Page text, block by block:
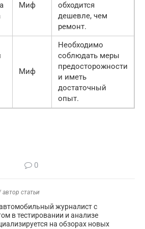
Миф
обходится
дешевле, чем
ремонт.
Миф
Необходимо
соблюдать меры
предосторожности
и иметь
достаточный
опыт.
0
автор статьи
журналист с
в тестировании и анализе
на обзорах новых